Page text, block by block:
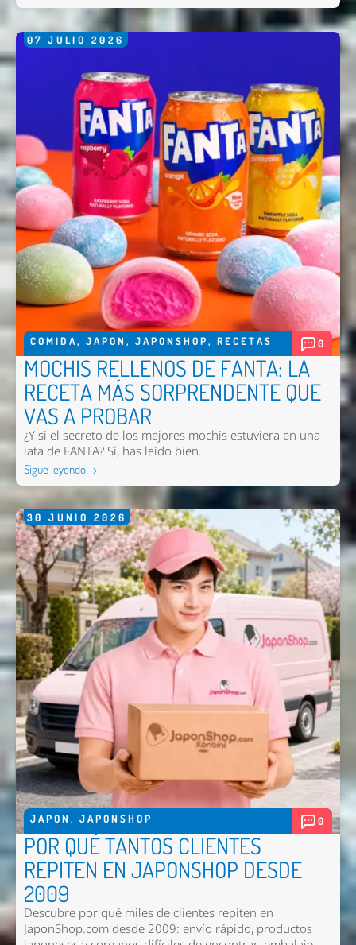
07 JULIO 2026
COMIDA, JAPON , JAPONSHOP, RECETAS 0
MOCHIS RELLENOS DE FANTA: LA
RECETA MÁS SORPRENDENTE QUE
VAS A PROBAR
¿Y si el secreto de los mejores mochis estuviera en una
lata de FANTA? Sí, has leído bien.
Sigue leyendo →
30 JUNIO 2026
JAPON , JAPONSHOP 0
POR QUÉ TANTOS CLIENTES
REPITEN EN JAPONSHOP DESDE
2009
Descubre por qué miles de clientes repiten en
JaponShop.com desde 2009: envío rápido, productos
Enviar